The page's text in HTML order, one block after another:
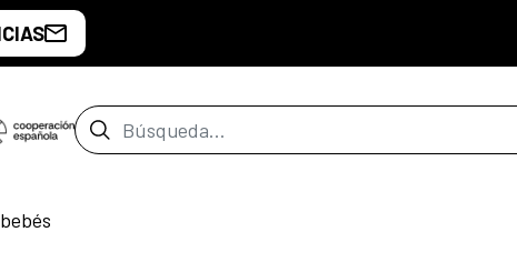
Barra de búsqueda